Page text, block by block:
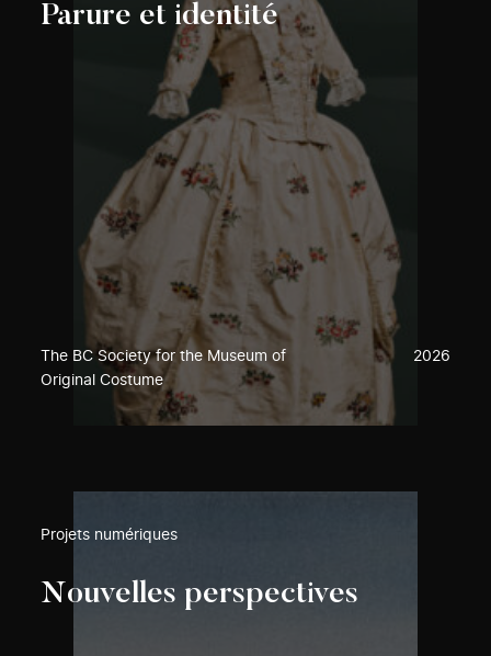
Parure et identité
The BC Society for the Museum of
Original Costume
2026
Projets numériques
Nouvelles perspectives